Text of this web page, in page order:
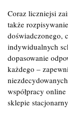
Coraz liczniejsi
także
doświadczonego,
indywidualnych
dopasowanie
każdego –
współpracy
sklepie